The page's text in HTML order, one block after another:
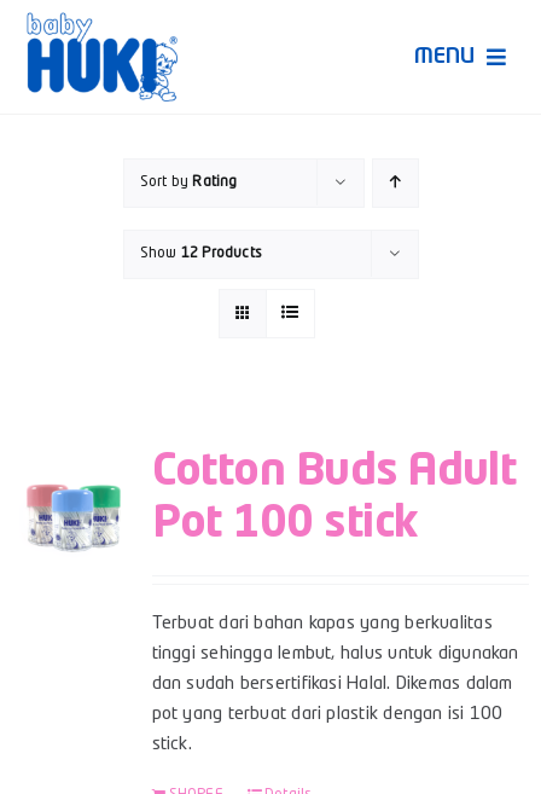
Skip
content
MENU
Sort by Rating
Show 12 Products
Cotton Buds Adult
Pot 100 stick
Terbuat dari bahan kapas yang berkualitas
tinggi sehingga lembut, halus untuk digunakan
dan sudah bersertifikasi Halal. Dikemas dalam
pot yang terbuat dari plastik dengan isi 100
stick.